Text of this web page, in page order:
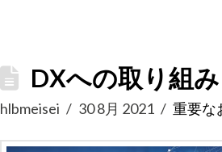
DXへの取り組
hlbmeisei 30 8月 2021 重要な